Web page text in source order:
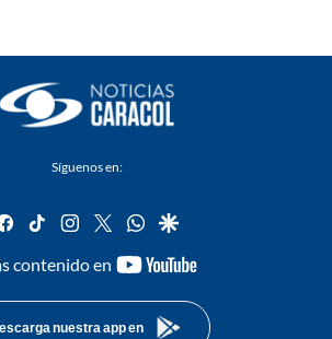
Síguenos en:
facebook
tiktok instagram
twitterwhatsapp
google
contenido en
youtube-
nuestra app en